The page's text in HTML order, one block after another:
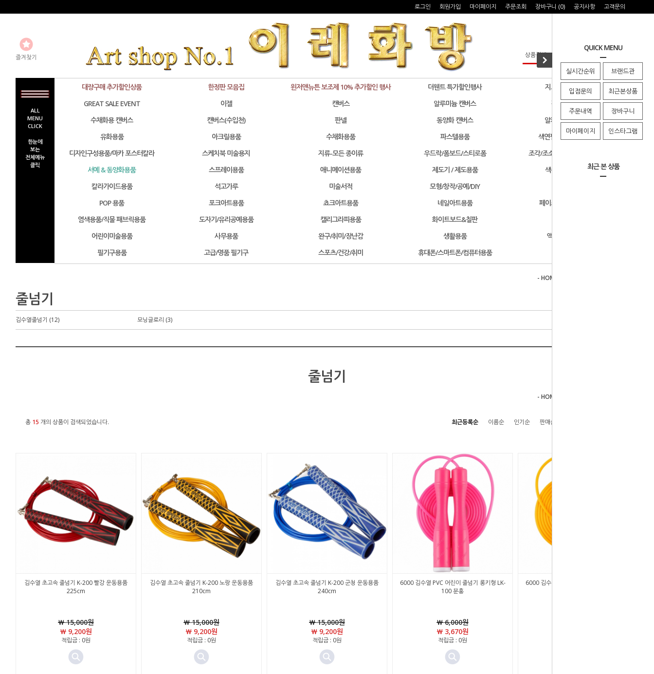
QUICK MENU
실시간순위 브랜드관
입점문의 최근본상품
주문내역 장바구니
마이페이지 인스타그램
최근 본 상품
로그인 회원가입 마이페이지 주문조회 장바구니 (0) 공지사항 고객문의
즐겨찾기
ALL
MENU
CLICK
한눈에
보는
전체메뉴
클릭
대량구매 추가할인상품 한정판 모음집 윈저앤뉴튼 보조제 10% 추가할인 행사 더웬트 특가할인행사
지그 특가할인행사
GREAT SALE EVENT
이젤 캔버스 알루미늄 캔버스
검정색 캔버스
수채화용 캔버스
캔버스(수입천) 판넬 동양화 캔버스
알키드물감 및 용품
유화용품
아크릴용품 수채화용품 파스텔용품
색연필/연필/드로잉용품
디자인구성용품/마카 포스터칼라
스케치북 미술용지 지류-모든 종이류 우드락/폼보드/스티로폼
조각/조소용품/클레이/판화용품
서예 & 동양화용품
스프레이용품 애니메이션용품 제도기 / 제도용품
색종이 & 종이접기
칼라가이드용품
석고가루 미술서적 모형/창작/공예/DIY
POP 용품
포크아트용품 쵸크아트용품 네일아트용품
페이스페인팅/미용용품
염색용품/직물 패브릭용품
도자기/유리공예용품 캘리그라피용품 화이트보드&칠판
어린이미술용품
사무용품 완구/취미/장난감 생활용품
액자/사진첩/앨범
필기구용품
고급/명품 필기구 스포츠/건강/취미 휴대폰/스마트폰/컴퓨터용품
- HOME
줄넘기
김수열줄넘기 (12) 모닝글로리 (3)
줄넘기
- HOME
총 15 개의 상품이 검색되었습니다. 최근등록순 이름순 인기순 판매순
김수열 초고속 줄넘기 K-200 빨강 운동용품
225cm
￦ 15,000원
￦ 9,200원
적립금 : 0원
김수열 초고속 줄넘기 K-200 노랑 운동용품
210cm
￦ 15,000원
￦ 9,200원
적립금 : 0원
김수열 초고속 줄넘기 K-200 군청 운동용품
240cm
￦ 15,000원
￦ 9,200원
적립금 : 0원
6000 김수열 PVC 어린이 줄넘기 롱키형 LK-
100 분홍
￦ 6,000원
￦ 3,670원
적립금 : 0원
6000 김수열 PVC 어린이 줄넘기 롱키형 LK-